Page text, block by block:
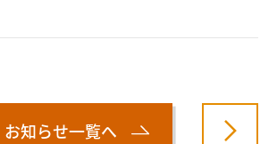
お知らせ一覧へ